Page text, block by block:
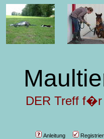
DER Treff f�r
Anleitung